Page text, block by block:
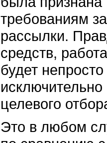
требованиям
рассылки.
средств,
будет
исключительно
целевого
Это в любом